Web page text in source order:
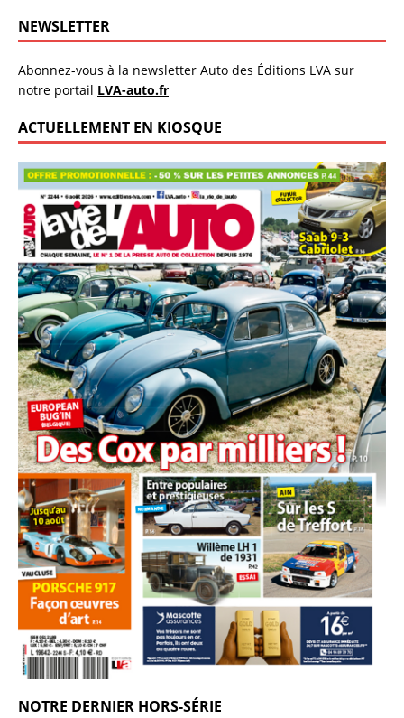
NEWSLETTER
Abonnez-vous à la newsletter Auto des Éditions LVA sur
notre portail LVA-auto.fr
ACTUELLEMENT EN KIOSQUE
NOTRE DERNIER HORS-SÉRIE